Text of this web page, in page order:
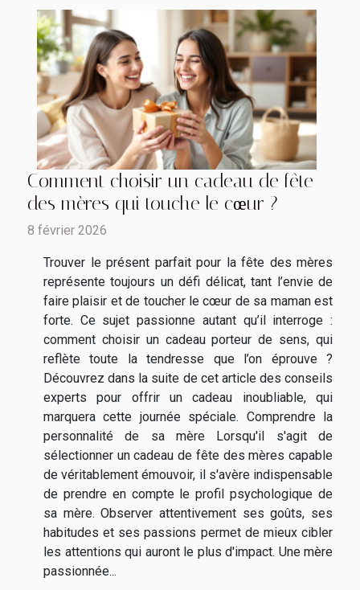
Comment choisir un cadeau de fête
des mères qui touche le cœur ?
8 février 2026
Trouver le présent parfait pour la fête des mères
représente toujours un défi délicat, tant l’envie de
faire plaisir et de toucher le cœur de sa maman est
forte. Ce sujet passionne autant qu’il interroge :
comment choisir un cadeau porteur de sens, qui
reflète toute la tendresse que l’on éprouve ?
Découvrez dans la suite de cet article des conseils
experts pour offrir un cadeau inoubliable, qui
marquera cette journée spéciale. Comprendre la
personnalité de sa mère Lorsqu'il s'agit de
sélectionner un cadeau de fête des mères capable
de véritablement émouvoir, il s'avère indispensable
de prendre en compte le profil psychologique de
sa mère. Observer attentivement ses goûts, ses
habitudes et ses passions permet de mieux cibler
les attentions qui auront le plus d'impact. Une mère
passionnée...